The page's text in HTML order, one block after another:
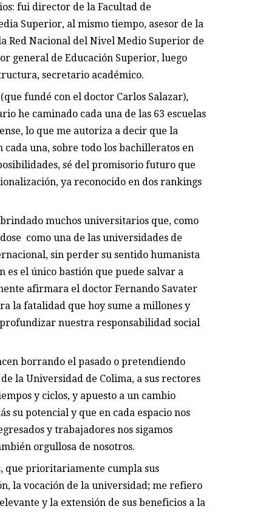
fui director de la Facultad de
Superior, al mismo tiempo, asesor de la
Red Nacional del Nivel Medio Superior de
general de Educación Superior, luego
secretario académico.
fundé con el doctor Carlos Salazar),
he caminado cada una de las 63 escuelas
lo que me autoriza a decir que la
una, sobre todo los bachilleratos en
sé del promisorio futuro que
ya reconocido en dos rankings
muchos universitarios que, como
como una de las universidades de
sin perder su sentido humanista
es el único bastión que puede salvar a
afirmara el doctor Fernando Savater
la fatalidad que hoy sume a millones y
nuestra responsabilidad social
borrando el pasado o pretendiendo
la Universidad de Colima, a sus rectores
y ciclos, y apuesto a un cambio
su potencial y que en cada espacio nos
y trabajadores nos sigamos
orgullosa de nosotros.
que prioritariamente cumpla sus
la vocación de la universidad; me refiero
y la extensión de sus beneficios a la